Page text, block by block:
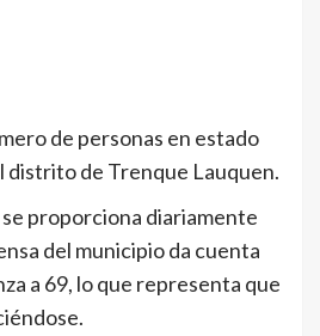
de personas en estado
distrito de Trenque Lauquen.
proporciona diariamente
del municipio da cuenta
a 69, lo que representa que